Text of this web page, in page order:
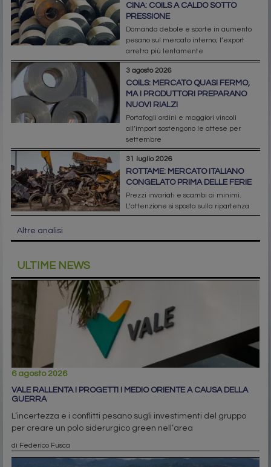
CINA: COILS A CALDO SOTTO
PRESSIONE
Domanda debole e scorte in aumento
pesano sul mercato interno; l’export
arretra più lentamente
3 agosto 2026
COILS: MERCATO QUASI FERMO,
MA I PRODUTTORI PREPARANO
NUOVI RIALZI
Portafogli ordini e maggiori vincoli
all’import sostengono le attese per
settembre
31 luglio 2026
ROTTAME: MERCATO ITALIANO
CONGELATO PRIMA DELLE FERIE
Prezzi invariati e scambi ai minimi.
L’attenzione si sposta sulla ripartenza
Altre analisi
ULTIME NEWS
6 agosto 2026
VALE RALLENTA I PROGETTI I MEDIO ORIENTE A CAUSA DELLA
GUERRA
L’incertezza e i conflitti pesano sugli investimenti del gruppo
per creare un polo siderurgico green nell’area
di Federico Fusca